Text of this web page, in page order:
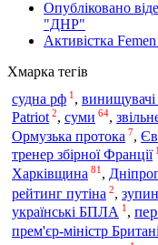
Опубліковано
"ДНР"
Активістка
Хмарка тегів
судна рф 1 , винищувачі
Patriot 2, суми 64,
Ормузька протока 7,
тренер збірної Франції 1
Харківщина 81 ,
рейтинг путіна 2,
українські БПЛА 1 ,
прем'єр-міністр